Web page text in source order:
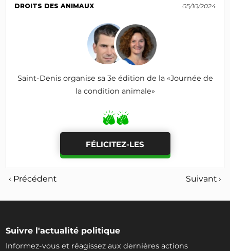
DROITS DES ANIMAUX 05/10/2024
Saint-Denis organise sa 3e édition de la «Journée de
la condition animale»
FÉLICITEZ-LES
‹ Précédent Suivant ›
Suivre l'actualité politique
Informez-vous et réagissez aux dernières actions